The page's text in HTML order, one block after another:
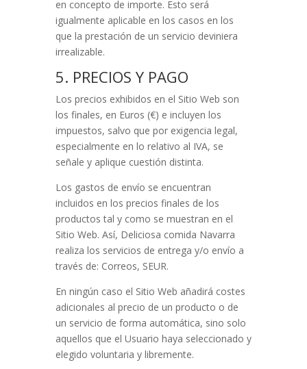
en concepto de importe. Esto será
igualmente aplicable en los casos en los
que la prestación de un servicio deviniera
irrealizable.
5. PRECIOS Y PAGO
Los precios exhibidos en el Sitio Web son
los finales, en Euros (€) e incluyen los
impuestos, salvo que por exigencia legal,
especialmente en lo relativo al IVA, se
señale y aplique cuestión distinta.
Los gastos de envío se encuentran
incluidos en los precios finales de los
productos tal y como se muestran en el
Sitio Web. Así, Deliciosa comida Navarra
realiza los servicios de entrega y/o envío a
través de: Correos, SEUR.
En ningún caso el Sitio Web añadirá costes
adicionales al precio de un producto o de
un servicio de forma automática, sino solo
aquellos que el Usuario haya seleccionado y
elegido voluntaria y libremente.